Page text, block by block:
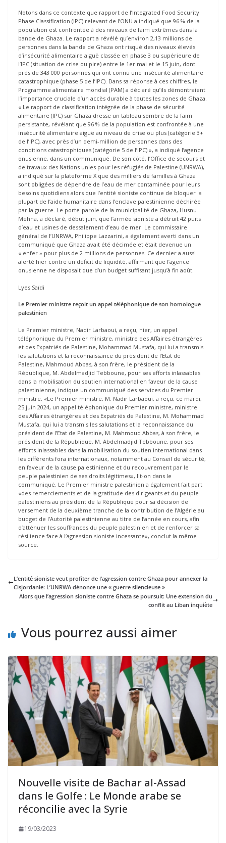
Notons dans ce contexte que rapport de l’Integrated Food Security
Phase Classification (IPC) relevant de l’ONU a indiqué que 96 % de la
population est confrontée à des niveaux de faim extrêmes dans la
bande de Ghaza. Le rapport a révélé qu’environ 2,13 millions de
personnes dans la bande de Ghaza ont risqué des niveaux élevés
d’insécurité alimentaire aiguë classée en phase 3 ou supérieure de
l’IPC (situation de crise ou pire) entre le 1er mai et le 15 juin, dont
près de 343 000 personnes qui ont connu une insécurité alimentaire
catastrophique (phase 5 de l’IPC). Dans sa réponse à ces chiffres, le
Programme alimentaire mondial (PAM) a déclaré qu’ils démontraient
l’importance cruciale d’un accès durable à toutes les zones de Ghaza.
« Le rapport de classification intégrée de la phase de sécurité
alimentaire (IPC) sur Ghaza dresse un tableau sombre de la faim
persistante, révélant que 96 % de la population est confrontée à une
insécurité alimentaire aiguë au niveau de crise ou plus (catégorie 3+
de l’IPC), avec près d’un demi-million de personnes dans des
conditions catastrophiques (catégorie 5 de l’IPC) », a indiqué l’agence
onusienne, dans un communiqué. De son côté, l’Office de secours et
de travaux des Nations unies pour les réfugiés de Palestine (UNRWA),
a indiqué sur la plateforme X que des milliers de familles à Ghaza
sont obligées de dépendre de l’eau de mer contaminée pour leurs
besoins quotidiens alors que l’entité sioniste continue de bloquer la
plupart de l’aide humanitaire dans l’enclave palestinienne déchirée
par la guerre. Le porte-parole de la municipalité de Ghaza, Husnu
Mehna, a déclaré, début juin, que l’armée sioniste a détruit 42 puits
d’eau et usines de dessalement d’eau de mer. Le commissaire
général de l’UNRWA, Philippe Lazzarini, a également averti dans un
communiqué que Ghaza avait été décimée et était devenue un
« enfer » pour plus de 2 millions de personnes. Ce dernier a aussi
alerté hier contre un déficit de liquidité, affirmant que l’agence
onusienne ne disposait que d’un budget suffisant jusqu’à fin août.
Lyes Saïdi
Le Premier ministre reçoit un appel téléphonique de son homologue
palestinien
Le Premier ministre, Nadir Larbaoui, a reçu, hier, un appel
téléphonique du Premier ministre, ministre des Affaires étrangères
et des Expatriés de Palestine, Mohammad Mustafa, qui lui a transmis
les salutations et la reconnaissance du président de l’Etat de
Palestine, Mahmoud Abbas, à son frère, le président de la
République, M. Abdelmadjid Tebboune, pour ses efforts inlassables
dans la mobilisation du soutien international en faveur de la cause
palestinienne, indique un communiqué des services du Premier
ministre. «Le Premier ministre, M. Nadir Larbaoui, a reçu, ce mardi,
25 juin 2024, un appel téléphonique du Premier ministre, ministre
des Affaires étrangères et des Expatriés de Palestine, M. Mohammad
Mustafa, qui lui a transmis les salutations et la reconnaissance du
président de l’Etat de Palestine, M. Mahmoud Abbas, à son frère, le
président de la République, M. Abdelmadjid Tebboune, pour ses
efforts inlassables dans la mobilisation du soutien international dans
les différents fora internationaux, notamment au Conseil de sécurité,
en faveur de la cause palestinienne et du recouvrement par le
peuple palestinien de ses droits légitimes», lit-on dans le
communiqué. Le Premier ministre palestinien a également fait part
«des remerciements et de la gratitude des dirigeants et du peuple
palestiniens au président de la République pour sa décision de
versement de la deuxième tranche de la contribution de l’Algérie au
budget de l’Autorité palestinienne au titre de l’année en cours, afin
d’atténuer les souffrances du peuple palestinien et de renforcer sa
résilience face à l’agression sioniste incessante», conclut la même
source.
L’entité sioniste veut profiter de l’agression contre Ghaza pour annexer la
Cisjordanie: L’UNRWA dénonce une « guerre silencieuse »
Alors que l’agression sioniste contre Ghaza se poursuit: Une extension du
conflit au Liban inquiète
Vous pourrez aussi aimer
Nouvelle visite de Bachar al-Assad
dans le Golfe : Le Monde arabe se
réconcilie avec la Syrie
19/03/2023